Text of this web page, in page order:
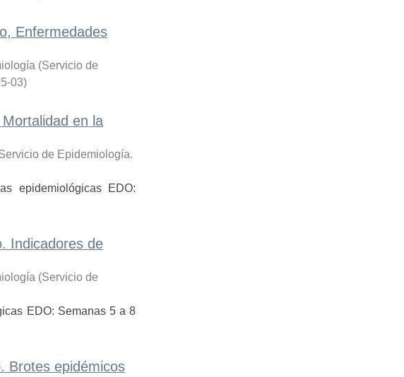
Enfermedades
(Servicio de
03)
en la
de Epidemiología.
epidemiológicas EDO:
Indicadores de
(Servicio de
EDO: Semanas 5 a 8
Brotes epidémicos